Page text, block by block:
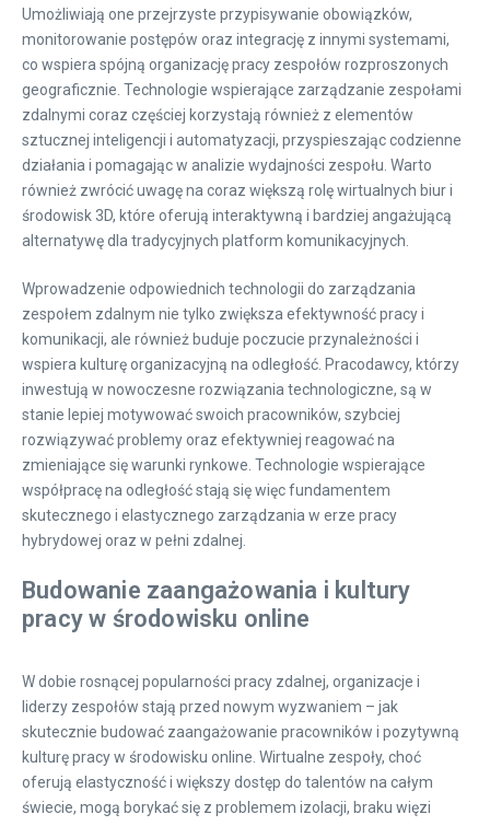
Umożliwiają one przejrzyste przypisywanie obowiązków,
monitorowanie postępów oraz integrację z innymi systemami,
co wspiera spójną organizację pracy zespołów rozproszonych
geograficznie. Technologie wspierające zarządzanie zespołami
zdalnymi coraz częściej korzystają również z elementów
sztucznej inteligencji i automatyzacji, przyspieszając codzienne
działania i pomagając w analizie wydajności zespołu. Warto
również zwrócić uwagę na coraz większą rolę wirtualnych biur i
środowisk 3D, które oferują interaktywną i bardziej angażującą
alternatywę dla tradycyjnych platform komunikacyjnych.
Wprowadzenie odpowiednich technologii do zarządzania
zespołem zdalnym nie tylko zwiększa efektywność pracy i
komunikacji, ale również buduje poczucie przynależności i
wspiera kulturę organizacyjną na odległość. Pracodawcy, którzy
inwestują w nowoczesne rozwiązania technologiczne, są w
stanie lepiej motywować swoich pracowników, szybciej
rozwiązywać problemy oraz efektywniej reagować na
zmieniające się warunki rynkowe. Technologie wspierające
współpracę na odległość stają się więc fundamentem
skutecznego i elastycznego zarządzania w erze pracy
hybrydowej oraz w pełni zdalnej.
Budowanie zaangażowania i kultury
pracy w środowisku online
W dobie rosnącej popularności pracy zdalnej, organizacje i
liderzy zespołów stają przed nowym wyzwaniem – jak
skutecznie budować zaangażowanie pracowników i pozytywną
kulturę pracy w środowisku online. Wirtualne zespoły, choć
oferują elastyczność i większy dostęp do talentów na całym
świecie, mogą borykać się z problemem izolacji, braku więzi